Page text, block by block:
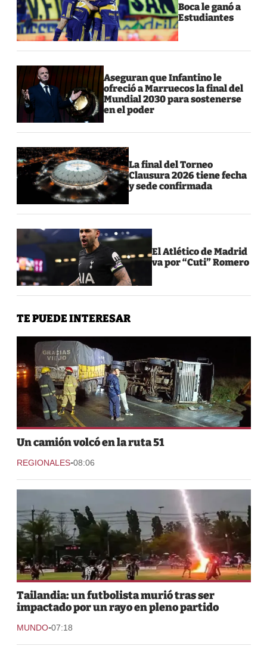
Boca le ganó a
Estudiantes
Aseguran que Infantino le
ofreció a Marruecos la final del
Mundial 2030 para sostenerse
en el poder
La final del Torneo
Clausura 2026 tiene fecha
y sede confirmada
El Atlético de Madrid
va por “Cuti” Romero
TE PUEDE INTERESAR
Un camión volcó en la ruta 51
REGIONALES-08:06
Tailandia: un futbolista murió tras ser
impactado por un rayo en pleno partido
MUNDO-07:18